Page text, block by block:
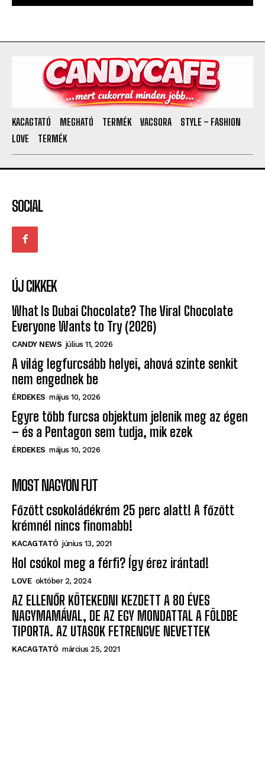
KACAGTATÓ MEGHATÓ TERMÉK VACSORA
STYLE – FASHION
LOVE
TERMÉK
SOCIAL
ÚJ CIKKEK
What Is Dubai Chocolate? The Viral Chocolate
Everyone Wants to Try (2026)
CANDY NEWS július 11, 2026
A világ legfurcsább helyei, ahová szinte senkit
nem engednek be
ÉRDEKES május 10, 2026
Egyre több furcsa objektum jelenik meg az égen
– és a Pentagon sem tudja, mik ezek
ÉRDEKES május 10, 2026
MOST NAGYON FUT
Főzött csokoládékrém 25 perc alatt! A főzött
krémnél nincs finomabb!
KACAGTATÓ június 13, 2021
Hol csókol meg a férfi? Így érez irántad!
LOVE október 2, 2024
AZ ELLENŐR KÖTEKEDNI KEZDETT A 80 ÉVES
NAGYMAMÁVAL, DE AZ EGY MONDATTAL A FÖLDBE
TIPORTA. AZ UTASOK FETRENGVE NEVETTEK
KACAGTATÓ március 25, 2021